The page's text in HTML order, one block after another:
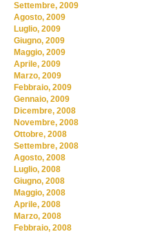
Settembre, 2009
Agosto, 2009
Luglio, 2009
Giugno, 2009
Maggio, 2009
Aprile, 2009
Marzo, 2009
Febbraio, 2009
Gennaio, 2009
Dicembre, 2008
Novembre, 2008
Ottobre, 2008
Settembre, 2008
Agosto, 2008
Luglio, 2008
Giugno, 2008
Maggio, 2008
Aprile, 2008
Marzo, 2008
Febbraio, 2008